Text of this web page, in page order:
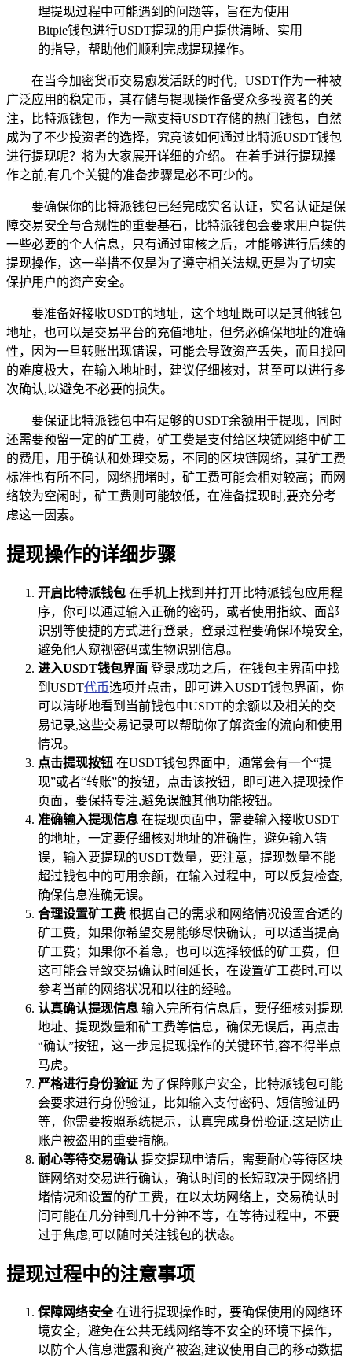
理提现过程中可能遇到的问题等，旨在为使用
Bitpie钱包进行USDT提现的用户提供清晰、实用
的指导，帮助他们顺利完成提现操作。
在当今加密货币交易愈发活跃的时代，USDT作为一种被
广泛应用的稳定币，其存储与提现操作备受众多投资者的关
注，比特派钱包，作为一款支持USDT存储的热门钱包，自然
成为了不少投资者的选择，究竟该如何通过比特派USDT钱包
进行提现呢？将为大家展开详细的介绍。 在着手进行提现操
作之前,有几个关键的准备步骤是必不可少的。
要确保你的比特派钱包已经完成实名认证，实名认证是保
障交易安全与合规性的重要基石，比特派钱包会要求用户提供
一些必要的个人信息，只有通过审核之后，才能够进行后续的
提现操作，这一举措不仅是为了遵守相关法规,更是为了切实
保护用户的资产安全。
要准备好接收USDT的地址，这个地址既可以是其他钱包
地址，也可以是交易平台的充值地址，但务必确保地址的准确
性，因为一旦转账出现错误，可能会导致资产丢失，而且找回
的难度极大，在输入地址时，建议仔细核对，甚至可以进行多
次确认,以避免不必要的损失。
要保证比特派钱包中有足够的USDT余额用于提现，同时
还需要预留一定的矿工费，矿工费是支付给区块链网络中矿工
的费用，用于确认和处理交易，不同的区块链网络，其矿工费
标准也有所不同，网络拥堵时，矿工费可能会相对较高；而网
络较为空闲时，矿工费则可能较低，在准备提现时,要充分考
虑这一因素。
提现操作的详细步骤
开启比特派钱包 在手机上找到并打开比特派钱包应用程
序，你可以通过输入正确的密码，或者使用指纹、面部
识别等便捷的方式进行登录，登录过程要确保环境安全,
避免他人窥视密码或生物识别信息。
进入USDT钱包界面 登录成功之后，在钱包主界面中找
到USDT代币选项并点击，即可进入USDT钱包界面，你
可以清晰地看到当前钱包中USDT的余额以及相关的交
易记录,这些交易记录可以帮助你了解资金的流向和使用
情况。
点击提现按钮 在USDT钱包界面中，通常会有一个“提
现”或者“转账”的按钮，点击该按钮，即可进入提现操作
页面，要保持专注,避免误触其他功能按钮。
准确输入提现信息 在提现页面中，需要输入接收USDT
的地址，一定要仔细核对地址的准确性，避免输入错
误，输入要提现的USDT数量，要注意，提现数量不能
超过钱包中的可用余额，在输入过程中，可以反复检查,
确保信息准确无误。
合理设置矿工费 根据自己的需求和网络情况设置合适的
矿工费，如果你希望交易能够尽快确认，可以适当提高
矿工费；如果你不着急，也可以选择较低的矿工费，但
这可能会导致交易确认时间延长，在设置矿工费时,可以
参考当前的网络状况和以往的经验。
认真确认提现信息 输入完所有信息后，要仔细核对提现
地址、提现数量和矿工费等信息，确保无误后，再点击
“确认”按钮，这一步是提现操作的关键环节,容不得半点
马虎。
严格进行身份验证 为了保障账户安全，比特派钱包可能
会要求进行身份验证，比如输入支付密码、短信验证码
等，你需要按照系统提示，认真完成身份验证,这是防止
账户被盗用的重要措施。
耐心等待交易确认 提交提现申请后，需要耐心等待区块
链网络对交易进行确认，确认时间的长短取决于网络拥
堵情况和设置的矿工费，在以太坊网络上，交易确认时
间可能在几分钟到几十分钟不等，在等待过程中，不要
过于焦虑,可以随时关注钱包的状态。
提现过程中的注意事项
保障网络安全在进行提现操作时，要确保使用的网络环
境安全，避免在公共无线网络等不安全的环境下操作，
以防个人信息泄露和资产被盗,建议使用自己的移动数据